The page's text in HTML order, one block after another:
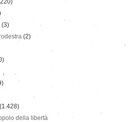
(3)
(2)
(1.428)
della libertà